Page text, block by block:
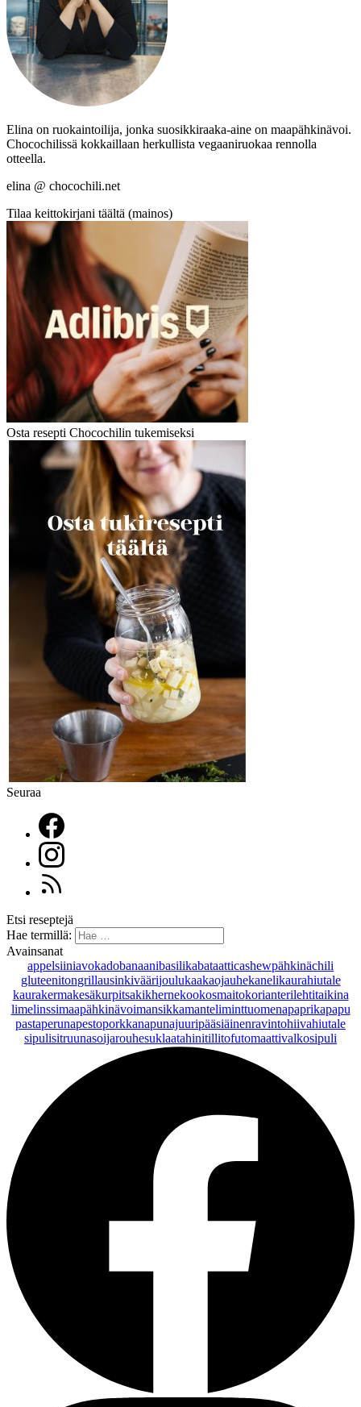
Elina on ruokaintoilija, jonka suosikkiraaka-aine on maapähkinävoi.
Chocochilissä kokkaillaan herkullista vegaaniruokaa rennolla
otteella.
elina @ chocochili.net
Tilaa keittokirjani täältä (mainos)
Osta resepti Chocochilin tukemiseksi
Seuraa
Etsi reseptejä
Hae termillä:
Avainsanat
appelsiiniavokadobanaanibasilikabataatticashewpähkinächili
gluteenitongrillausinkiväärijoulukaakaojauhekanelikaurahiutale
kaurakermakesäkurpitsakikhernekookosmaitokorianterilehtitaikina
limelinssimaapähkinävoimansikkamanteliminttuomenapaprikapapu
pastaperunapestoporkkanapunajuuripääsiäinenravintohiivahiutale
sipulisitruunasoijarouhesuklaatahinitillitofutomaattivalkosipuli